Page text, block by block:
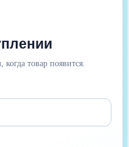
товар появится.